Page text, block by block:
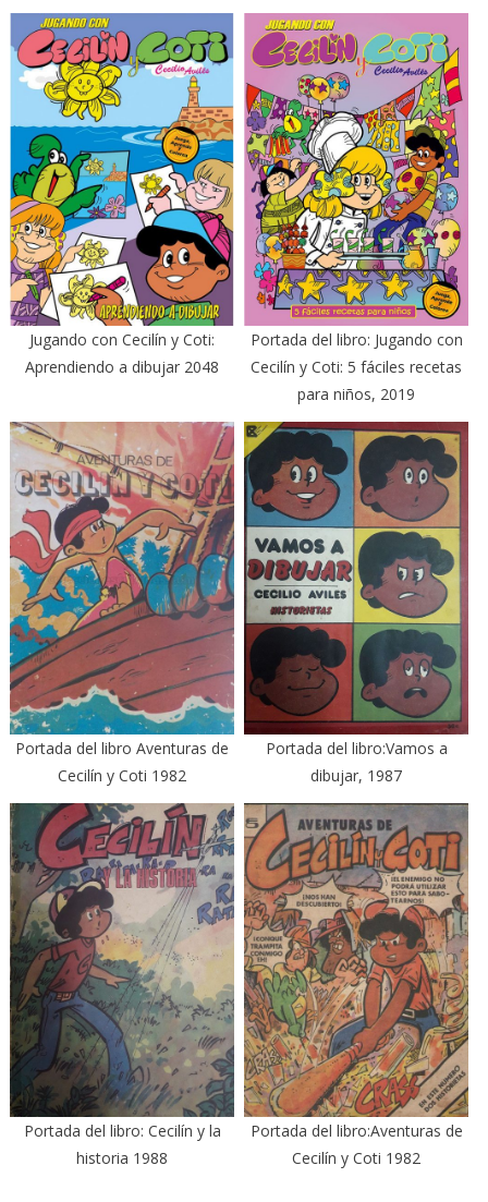
Jugando con Cecilín y Coti:
Aprendiendo a dibujar 2048
Portada del libro: Jugando con
Cecilín y Coti: 5 fáciles recetas
para niños, 2019
Portada del libro Aventuras de
Cecilín y Coti 1982
Portada del libro:Vamos a
dibujar, 1987
Portada del libro: Cecilín y la
historia 1988
Portada del libro:Aventuras de
Cecilín y Coti 1982